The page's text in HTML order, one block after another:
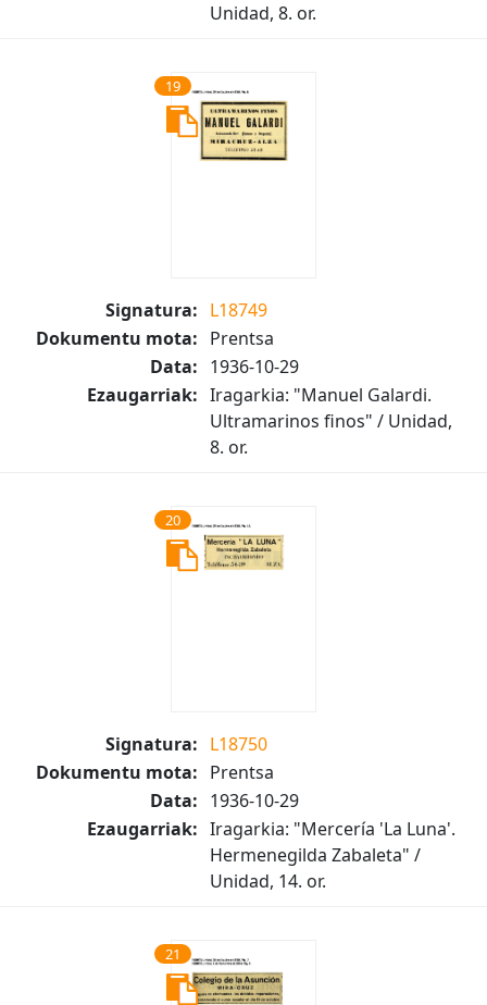
Unidad, 8. or.
19
Signatura: L18749
Dokumentu mota: Prentsa
Data: 1936-10-29
Ezaugarriak: Iragarkia: "Manuel Galardi.
Ultramarinos finos" / Unidad,
8. or.
20
Signatura: L18750
Dokumentu mota: Prentsa
Data: 1936-10-29
Ezaugarriak: Iragarkia: "Mercería 'La Luna'.
Hermenegilda Zabaleta" /
Unidad, 14. or.
21